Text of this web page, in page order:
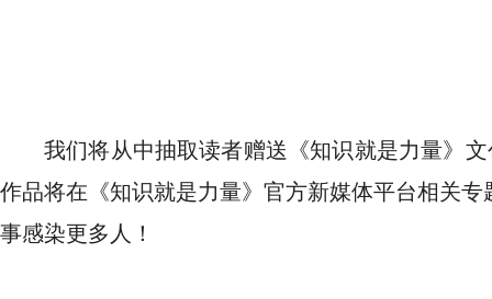
我们将从中抽取读者赠送《知识就是力量》
作品将在《知识就是力量》官方新媒体平台相关
事感染更多人！